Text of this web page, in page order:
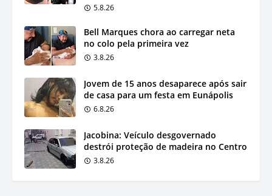
5.8.26
Bell Marques chora ao carregar neta
no colo pela primeira vez
3.8.26
Jovem de 15 anos desaparece após sair
de casa para um festa em Eunápolis
6.8.26
Jacobina: Veículo desgovernado
destrói proteção de madeira no Centro
3.8.26